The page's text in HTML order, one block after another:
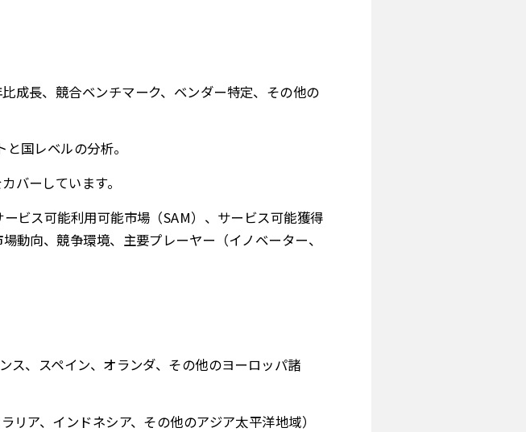
成長、競合ベンチマーク、ベンダー特定、その他の
国レベルの分析。
バーしています。
ビス可能利用可能市場（SAM）、サービス可能獲得
動向、競争環境、主要プレーヤー（イノベーター、
ス、スペイン、オランダ、その他のヨーロッパ諸
ア、インドネシア、その他のアジア太平洋地域）